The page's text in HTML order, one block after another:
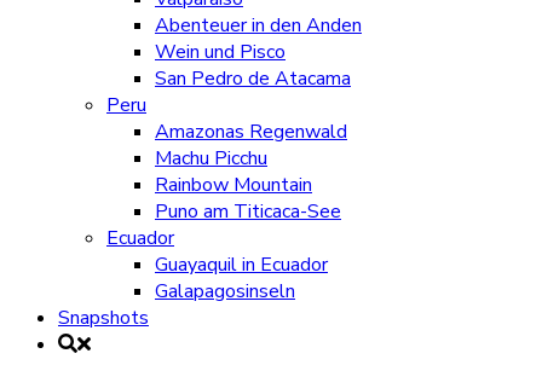
Abenteuer in den Anden
Wein und Pisco
San Pedro de Atacama
Peru
Amazonas Regenwald
Machu Picchu
Rainbow Mountain
Puno am Titicaca-See
Ecuador
Guayaquil in Ecuador
Galapagosinseln
Snapshots